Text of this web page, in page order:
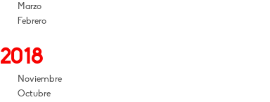
Marzo
Febrero
2018
Noviembre
Octubre